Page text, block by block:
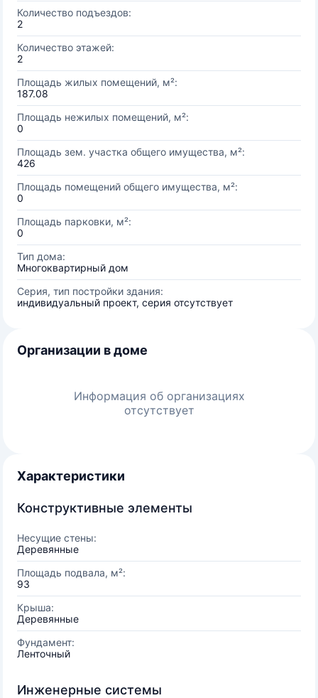
Количество подъездов:
2
Количество этажей:
2
Площадь жилых помещений, м²:
187.08
Площадь нежилых помещений, м²:
0
Площадь зем. участка общего имущества, м²:
426
Площадь помещений общего имущества, м²:
0
Площадь парковки, м²:
0
Тип дома:
Многоквартирный дом
Серия, тип постройки здания:
индивидуальный проект, серия отсутствует
Организации в доме
Информация об организациях
отсутствует
Характеристики
Конструктивные элементы
Несущие стены:
Деревянные
Площадь подвала, м²:
93
Крыша:
Деревянные
Фундамент:
Ленточный
Инженерные системы